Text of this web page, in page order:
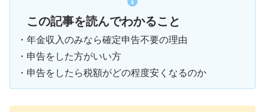
この記事を読んでわかること
・年金収入のみなら確定申告不要の理由
・申告をした方がいい方
・申告をしたら税額がどの程度安くなるのか